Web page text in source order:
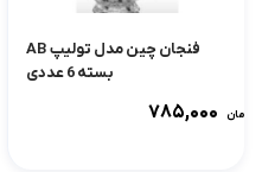
فنجان چین مدل تولیپ AB
بسته 6 عددی
۷۸۵,۰۰۰ تومان